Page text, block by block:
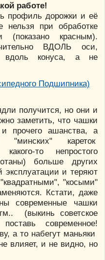
работе!
профиль дорожки и её
при обработке
красным).
ВДОЛЬ оси,
вдоль конуса, а не
получится, но они и
заметить, что чашки
прочего ашанства, а
кареток
то непростого
больше других
эксплуатации и теряют
"косыми"
Кстати, даже
современные чашки
(выкинь советское
современное!
а то набегут маньяки
влияет, и не видно, но